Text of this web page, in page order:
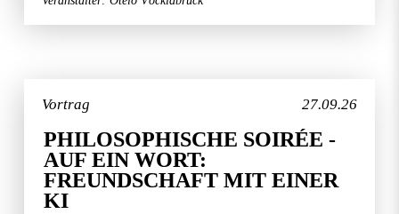
27.09.26
Vortrag
PHILOSOPHISCHE SOIRÉE -
AUF EIN WORT:
FREUNDSCHAFT MIT EINER
KI